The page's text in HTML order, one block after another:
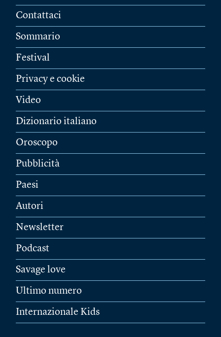
Contattaci
Sommario
Festival
Privacy e cookie
Video
Dizionario italiano
Oroscopo
Pubblicità
Paesi
Autori
Newsletter
Podcast
Savage love
Ultimo numero
Internazionale Kids